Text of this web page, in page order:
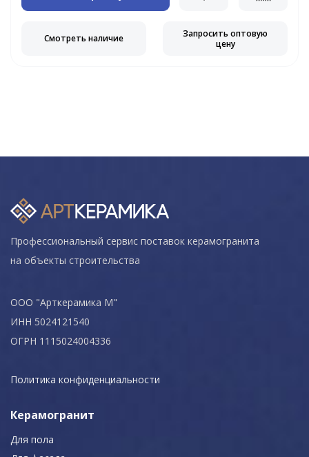
Смотреть наличие
Запросить оптовую
цену
Профессиональный сервис поставок керамогранита
на объекты строительства
ООО "Арткерамика М"
ИНН 5024121540
ОГРН 1115024004336
Политика конфиденциальности
Керамогранит
Для пола